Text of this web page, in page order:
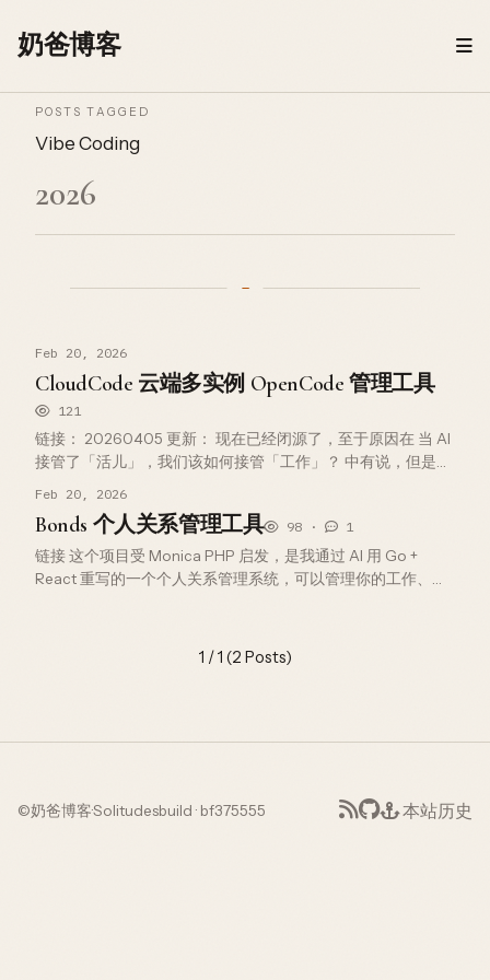
奶爸博客
POSTS TAGGED
Vibe Coding
2026
Feb 20, 2026
CloudCode 云端多实例 OpenCode 管理工具
121
链接： 20260405 更新： 现在已经闭源了，至于原因在 当 AI
接管了「活儿」，我们该如何接管「工作」？ 中有说，但是
Feb 20, 2026
Bonds 个人关系管理工具 98 · 1
链接 这个项目受 Monica PHP 启发，是我通过 AI 用 Go +
React 重写的一个个人关系管理系统，可以管理你的工作、家
1 / 1 (2 Posts)
©奶爸博客·Solitudesbuild · bf375555 本站历史